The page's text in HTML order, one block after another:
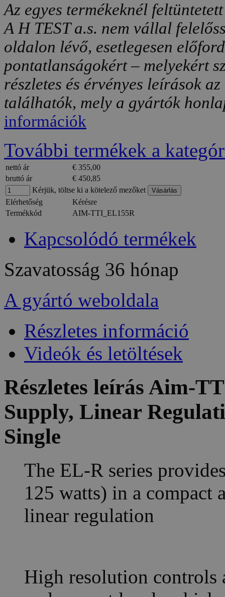
Az egyes termékeknél
A H TEST a.s. nem vállal
oldalon lévő, esetlegesen
pontatlanságokért – melyekért
részletes és érvényes leírások
találhatók, mely a gyártók
információk
További termékek a
nettó ár
€ 355,00
bruttó ár
€ 450,85
Kérjük, töltse ki a kötelező mezőket
Elérhetőség
Kérésre
Termékkód
AIM-TTI_EL155R
Kapcsolódó termékek
Szavatosság 36 hónap
A gyártó weboldala
Részletes információ
Videók és letöltések
Részletes leírás Aim-
Supply, Linear
Single
The EL-R series
125 watts) in a compact
linear regulation
High resolution controls